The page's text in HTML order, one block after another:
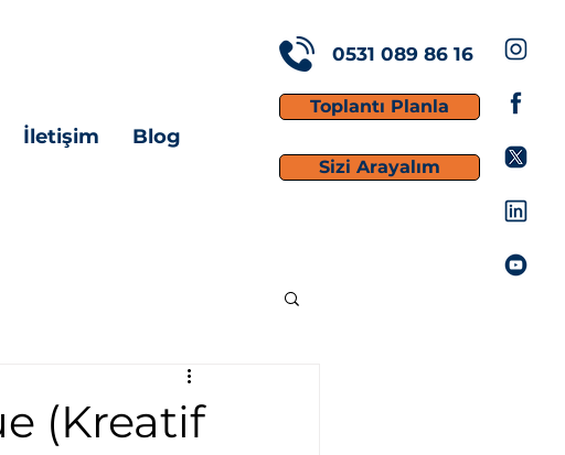
İletişim Blog
Sizi Arayalım
Toplantı Planla
0531 089 86 16
(Kreatif